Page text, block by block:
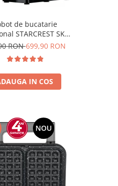
de bucatarie
STARCREST SKM-
2000 W, Bol 10 L Inox,
metalice, Negru
RON699,90 RON
IN COS
NOU